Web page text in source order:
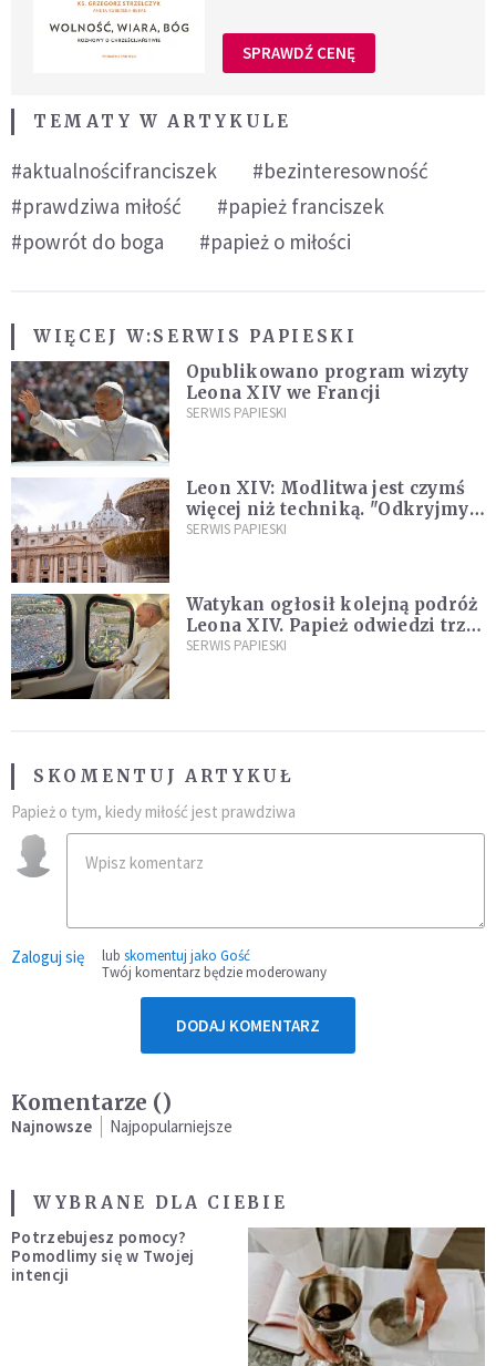
SPRAWDŹ CENĘ
TEMATY W ARTYKULE
#aktualnościfranciszek
#bezinteresowność
#prawdziwa miłość
#papież franciszek
#powrót do boga
#papież o miłości
WIĘCEJ W:SERWIS PAPIESKI
Opublikowano program wizyty
Leona XIV we Francji
SERWIS PAPIESKI
Leon XIV: Modlitwa jest czymś
więcej niż techniką. "Odkryjmy
ją na nowo"
SERWIS PAPIESKI
Watykan ogłosił kolejną podróż
Leona XIV. Papież odwiedzi trzy
kraje Ameryki Południowej
SERWIS PAPIESKI
SKOMENTUJ ARTYKUŁ
Papież o tym, kiedy miłość jest prawdziwa
Zaloguj się lub skomentuj jako Gość
Twój komentarz będzie moderowany
DODAJ KOMENTARZ
Komentarze ()
Najnowsze Najpopularniejsze
WYBRANE DLA CIEBIE
Potrzebujesz pomocy?
Pomodlimy się w Twojej
intencji